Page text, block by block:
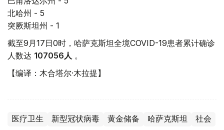
北哈州 - 5
突厥斯坦州 - 1
截至9月17日0时，哈萨克斯坦全境COVID-19患者累计确诊
人数达 107056人 。
【编译：木合塔尔·木拉提】
医疗卫生 新型冠状病毒 黄金储备 哈萨克斯坦 社会